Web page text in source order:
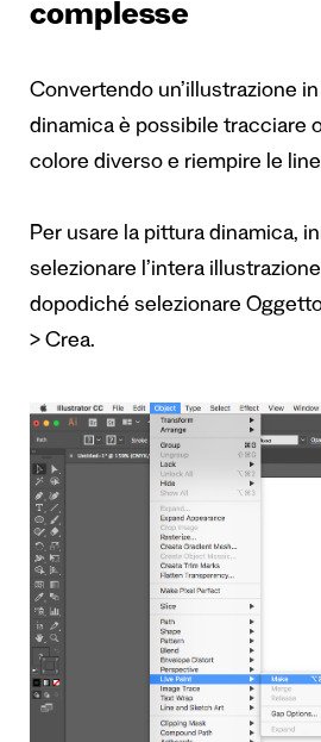
complesse
Convertendo un’illustrazione
dinamica è possibile tracciare
colore diverso e riempire le
Per usare la pittura dinamica,
selezionare l’intera
dopodiché selezionare
> Crea.